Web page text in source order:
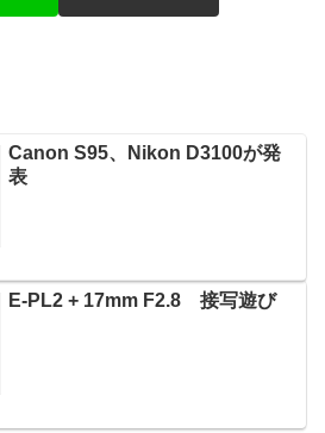
Canon S95、Nikon D3100が発
表
E-PL2 + 17mm F2.8 接写遊び